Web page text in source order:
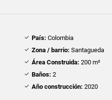
País: Colombia
Zona / barrio: Santagueda
Área Construida: 200 m²
Baños: 2
Año construcción: 2020